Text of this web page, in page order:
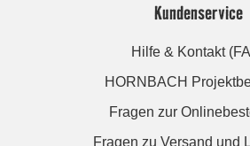
Kundenservice
Hilfe & Kontakt
HORNBACH
Fragen zur
Fragen zu Versand und